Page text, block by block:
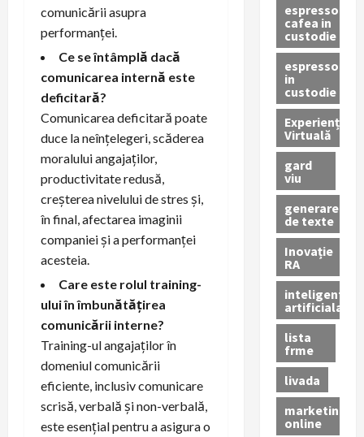
comunicării asupra
performanței.
Ce se întâmplă dacă
comunicarea internă este
deficitară?
Comunicarea deficitară poate
duce la neînțelegeri, scăderea
moralului angajaților,
productivitate redusă,
creșterea nivelului de stres și,
în final, afectarea imaginii
companiei și a performanței
acesteia.
Care este rolul training-
ului în îmbunătățirea
comunicării interne?
Training-ul angajaților în
domeniul comunicării
eficiente, inclusiv comunicare
scrisă, verbală și non-verbală,
este esențial pentru a asigura o
espressor
cafea in
custodie
espressor
in
custodie
Experiență
Virtuală
gard
viu
generare
de texte
Inovație
RA
inteligenta
artificiala
lista
frme
livada
marketing
online